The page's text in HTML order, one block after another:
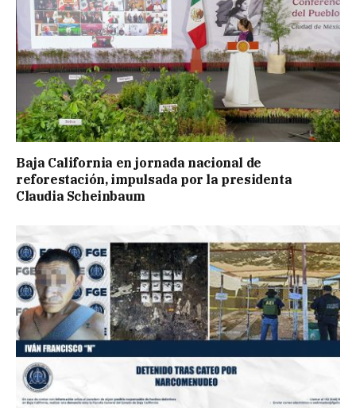
Baja California en jornada nacional de
reforestación, impulsada por la presidenta
Claudia Scheinbaum